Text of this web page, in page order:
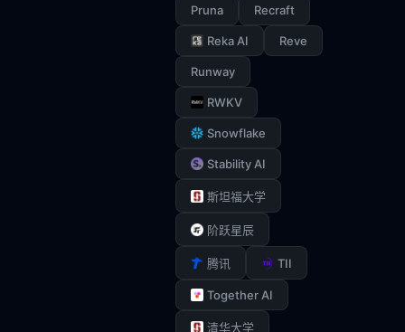
Pruna Recraft
Reka AI Reve
Runway
RWKV
Snowflake
Stability AI
斯坦福大学
阶跃星辰
腾讯 TII
Together AI
清华大学